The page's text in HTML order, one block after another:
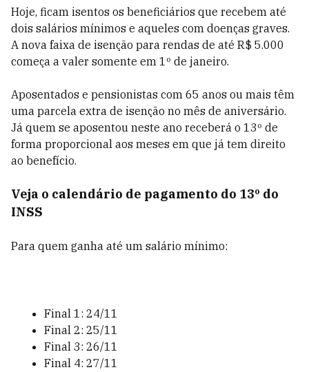
Hoje, ficam isentos os beneficiários que recebem até
dois salários mínimos e aqueles com doenças graves.
A nova faixa de isenção para rendas de até R$ 5.000
começa a valer somente em 1º de janeiro.
Aposentados e pensionistas com 65 anos ou mais têm
uma parcela extra de isenção no mês de aniversário.
Já quem se aposentou neste ano receberá o 13º de
forma proporcional aos meses em que já tem direito
ao benefício.
Veja o calendário de pagamento do 13º do
INSS
Para quem ganha até um salário mínimo:
Final 1: 24/11
Final 2: 25/11
Final 3: 26/11
Final 4: 27/11